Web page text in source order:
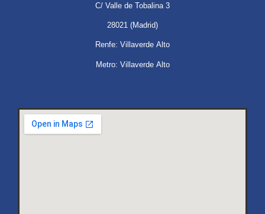
C/ Valle de Tobalina 3
28021 (Madrid)
Renfe: Villaverde Alto
Metro: Villaverde Alto